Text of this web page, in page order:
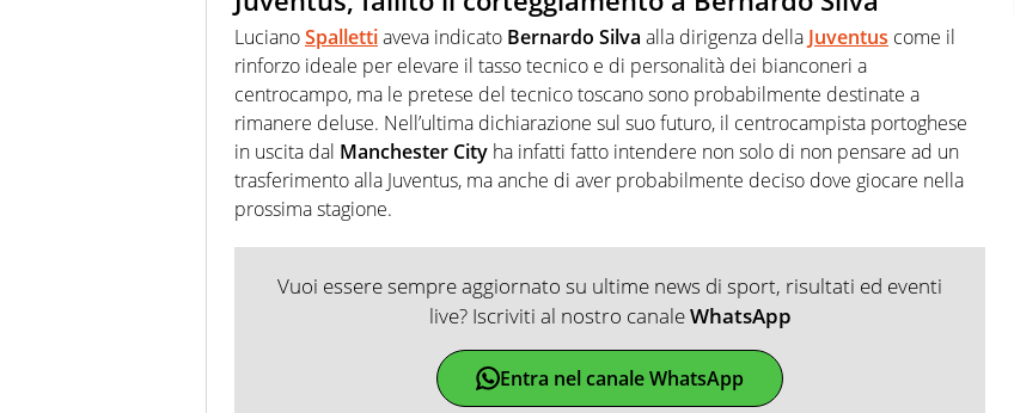
LucianoSpallettiaveva indicato Bernardo Silva alla dirigenza della Juventus come il
rinforzo ideale per elevare il tasso tecnico e di personalità dei bianconeri a
centrocampo, ma le pretese del tecnico toscano sono probabilmente destinate a
rimanere deluse. Nell’ultima dichiarazione sul suo futuro, il centrocampista portoghese
in uscita dal Manchester City ha infatti fatto intendere non solo di non pensare ad un
trasferimento alla Juventus, ma anche di aver probabilmente deciso dove giocare nella
prossima stagione.
Vuoi essere sempre aggiornato su ultime news di sport, risultati ed eventi
live? Iscriviti al nostro canaleWhatsApp
Entra nel canale WhatsApp